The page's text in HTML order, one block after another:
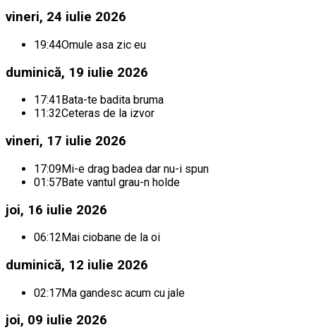
vineri, 24 iulie 2026
19:44Omule asa zic eu
duminică, 19 iulie 2026
17:41 Bata-te badita bruma
11:32Ceteras de la izvor
vineri, 17 iulie 2026
17:09Mi-e drag badea dar nu-i spun
01:57Bate vantul grau-n holde
joi, 16 iulie 2026
06:12 Mai ciobane de la oi
duminică, 12 iulie 2026
02:17Ma gandesc acum cu jale
joi, 09 iulie 2026